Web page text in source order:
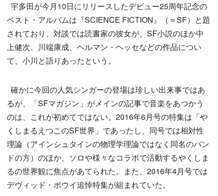
宇多田が今月10日にリリースしたデビュー25周年記念の
ベスト・アルバムは『SCIENCE FICTION』（＝SF）と題
されており、対談では読書家の彼女が、SF小説のほか中
上健次、川端康成、ヘルマン・ヘッセなどの作品につい
て、小川と語りあったという。
確かに今回の人気シンガーの登場は珍しい出来事ではあ
るが、「SFマガジン」がメインの記事で音楽をあつかう
のは、これが初めてではない。2016年6月号の特集は「や
くしまるえつこのSF世界」であったし、同号では相対性
理論（アインシュタインの物理学理論ではなく同名のバン
ドの方）のほか、ソロや様々なコラボで活動するやくしま
るの世界観に焦点があてられた。また、2016年4月号では
デヴィッド・ボウイ追悼特集が組まれていた。